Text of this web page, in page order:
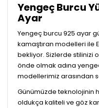
Yengeç Burcu
Ayar
Yengeç burcu 925 ayar
kamaştıran modelleri ile
bekliyor. Sizlerde stilinizi
önde olmak adına
modellerimiz arasından
Günümüzde teknolojinin
oldukça kaliteli ve göz